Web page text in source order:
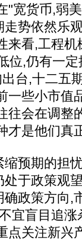
"宽货币,弱
势依然乐
来看,工程
位,仍有一
台,十二五
一些小市值
往会在调整
才是他们真
预期的担
于政策观
政策方向,
宜盲目追
点关注新兴